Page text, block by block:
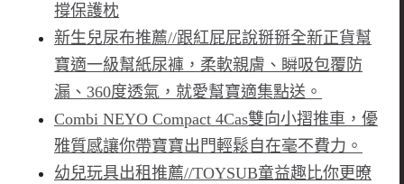
撐保護枕
新生兒尿布推薦//跟紅屁屁說掰掰全新正貨幫
寶適一級幫紙尿褲，柔軟親膚、瞬吸包覆防
漏、360度透氣，就愛幫寶適集點送。
Combi NEYO Compact 4Cas雙向小摺推車，優
雅質感讓你帶寶寶出門輕鬆自在毫不費力。
幼兒玩具出租推薦//TOYSUB童益趣比你更暸